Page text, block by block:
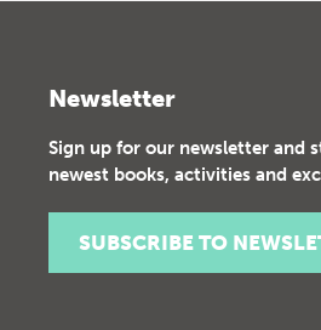
Newsletter
Sign up for our newsletter and
newest books, activities and
SUBSCRIBE TO